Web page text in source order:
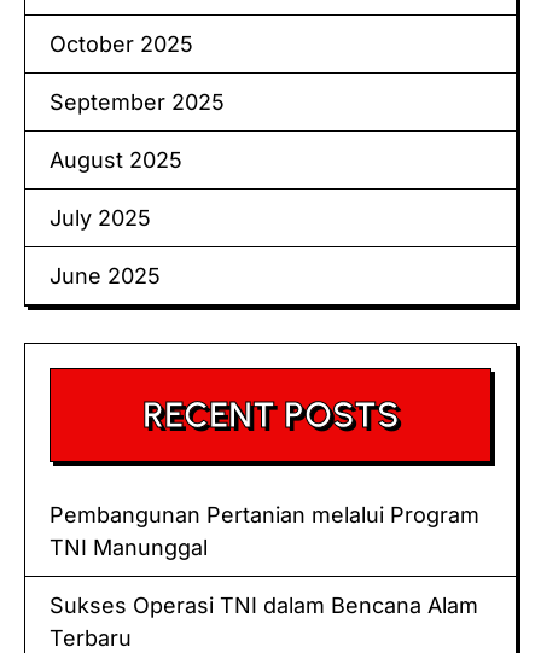
October 2025
September 2025
August 2025
July 2025
June 2025
RECENT POSTS
Pembangunan Pertanian melalui Program
TNI Manunggal
Sukses Operasi TNI dalam Bencana Alam
Terbaru